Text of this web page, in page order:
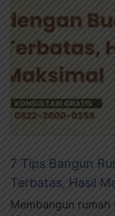
7 Tips Bangun
Terbatas, Hasil
Membangun